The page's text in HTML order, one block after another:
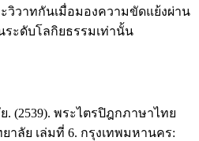
วิวาทกันเมื่อมองความขัดแย้งผ่าน
ะดับโลกิยธรรมเท่านั้น
(2539). พระไตรปิฎกภาษาไทย
ลัย เล่มที่ 6. กรุงเทพมหานคร: